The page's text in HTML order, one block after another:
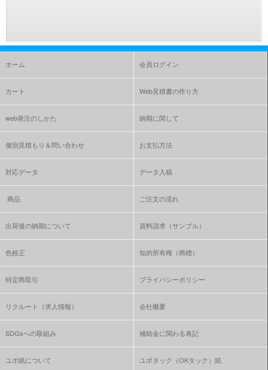
ホーム 会員ログイン
カート Web見積書の作り方
web発注のしかた 納期に関して
個別見積もり＆問い合わせ お支払方法
対応データ データ入稿
商品 ご注文の流れ
出荷後の納期について 資料請求（サンプル）
色校正 知的所有権（商標）
特定商取引 プライバシーポリシー
リクルート（求人情報） 会社概要
SDGsへの取組み 補助金に関わる表記
ユポ紙について ユポタック（OKタック）紙